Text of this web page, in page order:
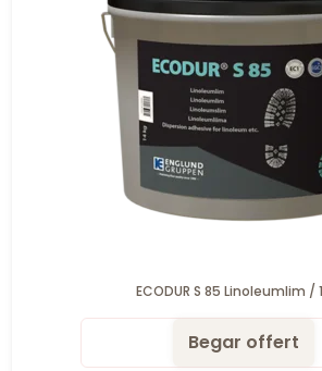
ECODUR S 85 Linoleumlim /
Begar offert